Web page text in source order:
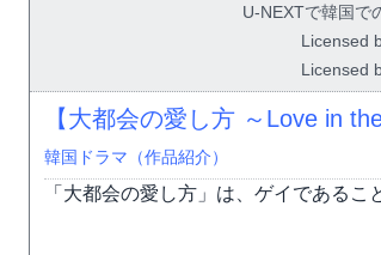
U-NEXTで韓国で
Licensed
Licensed
【大都会の愛し方 ～Love in
韓国ドラマ（作品紹介）
「大都会の愛し方」は、ゲイである